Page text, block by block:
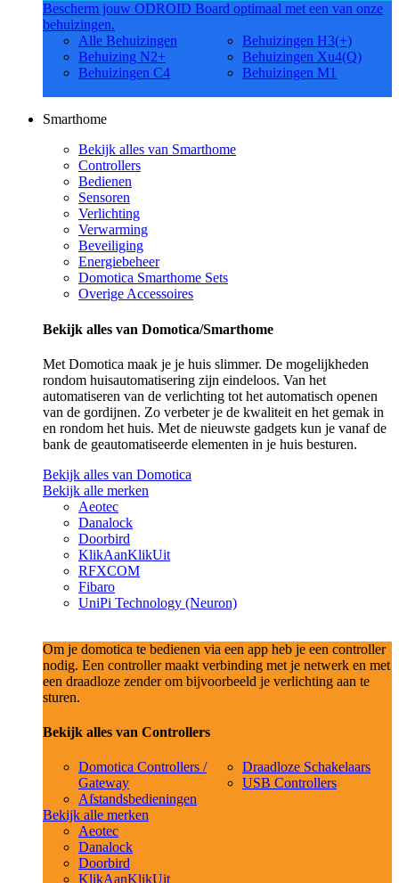
Bescherm jouw ODROID Board optimaal met een van onze
behuizingen.
Alle Behuizingen
Behuizing N2+
Behuizingen C4
Behuizingen H3(+)
Behuizingen Xu4(Q)
Behuizingen M1
Smarthome
Bekijk alles van Smarthome
Controllers
Bedienen
Sensoren
Verlichting
Verwarming
Beveiliging
Energiebeheer
Domotica Smarthome Sets
Overige Accessoires
Bekijk alles van Domotica/Smarthome
Met Domotica maak je je huis slimmer. De mogelijkheden
rondom huisautomatisering zijn eindeloos. Van het
automatiseren van de verlichting tot het automatisch openen
van de gordijnen. Zo verbeter je de kwaliteit en het gemak in
en rondom het huis. Met de nieuwste gadgets kun je vanaf de
bank de geautomatiseerde elementen in je huis besturen.
Bekijk alles van Domotica
Bekijk alle merken
Aeotec
Danalock
Doorbird
KlikAanKlikUit
RFXCOM
Fibaro
UniPi Technology (Neuron)
Om je domotica te bedienen via een app heb je een controller
nodig. Een controller maakt verbinding met je netwerk en met
een draadloze zender om bijvoorbeeld je verlichting aan te
sturen.
Bekijk alles van Controllers
Domotica Controllers /
Gateway
Afstandsbedieningen
Draadloze Schakelaars
USB Controllers
Bekijk alle merken
Aeotec
Danalock
Doorbird
KlikAanKlikUit